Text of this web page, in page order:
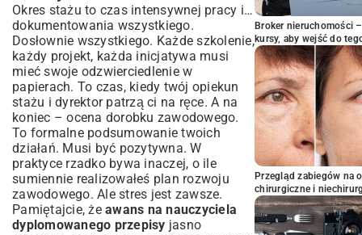
Okres stażu to czas intensywnej pracy i…
dokumentowania wszystkiego.
Dosłownie wszystkiego. Każde szkolenie,
każdy projekt, każda inicjatywa musi
mieć swoje odzwierciedlenie w
papierach. To czas, kiedy twój opiekun
stażu i dyrektor patrzą ci na ręce. A na
koniec – ocena dorobku zawodowego.
To formalne podsumowanie twoich
działań. Musi być pozytywna. W
praktyce rzadko bywa inaczej, o ile
sumiennie realizowałeś plan rozwoju
zawodowego. Ale stres jest zawsze.
Pamiętajcie, że awans na nauczyciela
dyplomowanego przepisy jasno
Broker nieruchomości
kursy, aby wejść do
Przegląd zabiegów na
chirurgiczne i